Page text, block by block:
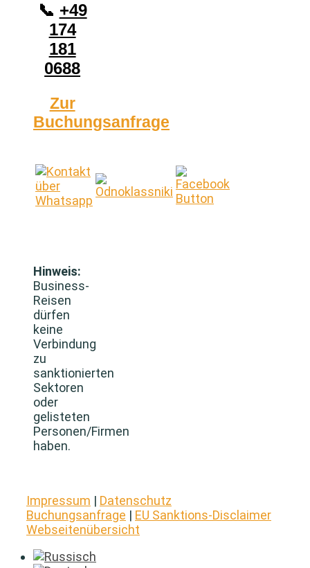
📞 +49
174
181
0688
Zur
Buchungsanfrage
Hinweis:
Business-
Reisen
dürfen
keine
Verbindung
zu
sanktionierten
Sektoren
oder
gelisteten
Personen/Firmen
haben.
Impressum | Datenschutz
Buchungsanfrage | EU Sanktions-Disclaimer
Webseitenübersicht